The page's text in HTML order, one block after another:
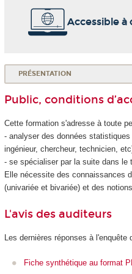
Accessible à
PRÉSENTATION
Public, conditions
Cette formation s'adresse à toute
- analyser des données
ingénieur, chercheur, technicien,
- se spécialiser par la suite dans le
Elle nécessite des connaissances
(univariée et bivariée) et des
L'avis des auditeurs
Les dernières réponses à
Fiche synthétique au format